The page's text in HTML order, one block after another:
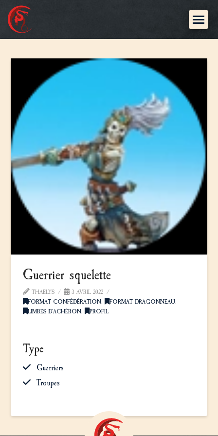
Guerrier squelette
THAELYS
3 AVRIL 2022
FORMAT CONFÉDÉRATION, FORMAT DRAGONNEAU,
LIMBES D'ACHÉRON, PROFIL
Type
Guerriers
Troupes